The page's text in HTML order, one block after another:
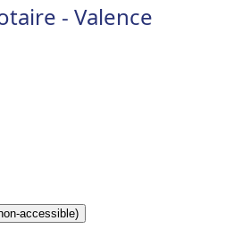
- Valence
accessible)